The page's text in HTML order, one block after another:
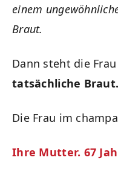
einem
Braut.
Dann steht die
tatsächliche
Die Frau im
Ihre Mutter. 67